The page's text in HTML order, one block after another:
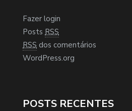
Fazer login
Posts RSS
RSS dos comentários
WordPress.org
POSTS RECENTES